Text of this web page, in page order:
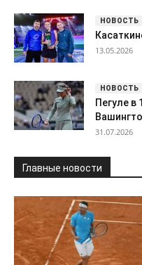
13.05.2026
Пегуле в
31.07.2026
Главные новости